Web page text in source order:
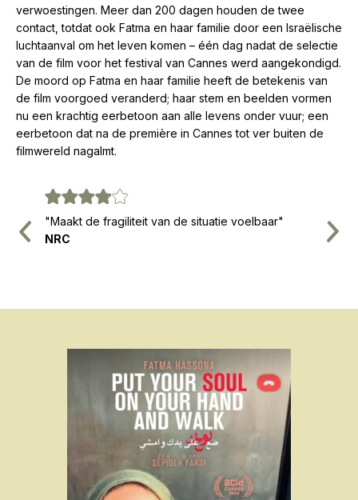
verwoestingen. Meer dan 200 dagen houden de twee
contact, totdat ook Fatma en haar familie door een Israëlische
luchtaanval om het leven komen – één dag nadat de selectie
van de film voor het festival van Cannes werd aangekondigd.
De moord op Fatma en haar familie heeft de betekenis van
de film voorgoed veranderd; haar stem en beelden vormen
nu een krachtig eerbetoon aan alle levens onder vuur; een
eerbetoon dat na de première in Cannes tot ver buiten de
filmwereld nagalmt.
"Maakt de fragiliteit van de situatie voelbaar"
NRC
VPRO